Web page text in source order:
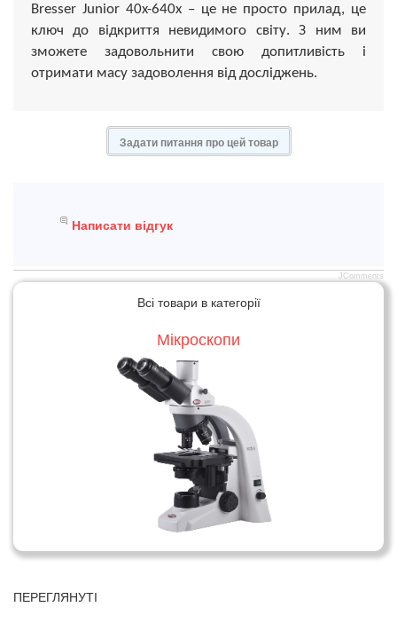
Bresser Junior 40x-640x – це не просто прилад, це
ключ до відкриття невидимого світу. З ним ви
зможете задовольнити свою допитливість і
отримати масу задоволення від досліджень.
Задати питання про цей товар
Написати відгук
JComments
Всі товари в категорії
Мікроскопи
ПЕРЕГЛЯНУТІ